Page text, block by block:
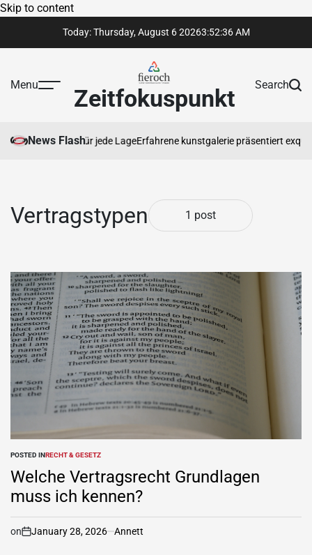
Skip to content
Today: Thursday, August 6 20263:52:37 AM
Menu Zeitfokuspunkt Search
News Flashfür jede LageErfahrene kunstgalerie präsentiert
Vertragstypen 1 post
POSTED INRECHT & GESETZ
Welche Vertragsrecht Grundlagen
muss ich kennen?
on January 28, 2026 Annett